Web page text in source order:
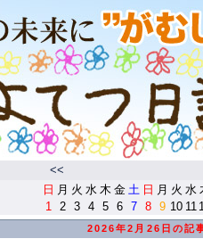
<<
日 月 火 水 木 金 土 日 月 火 水
1
2 3 4 5 6 7 8 9 10 11
2026年2月26日の記